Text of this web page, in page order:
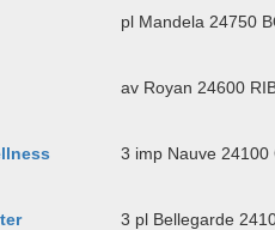
pl Mandela 24750
av Royan 24600
3 imp Nauve 24100
3 pl Bellegarde